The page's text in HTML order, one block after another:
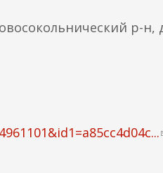
р-н,
(